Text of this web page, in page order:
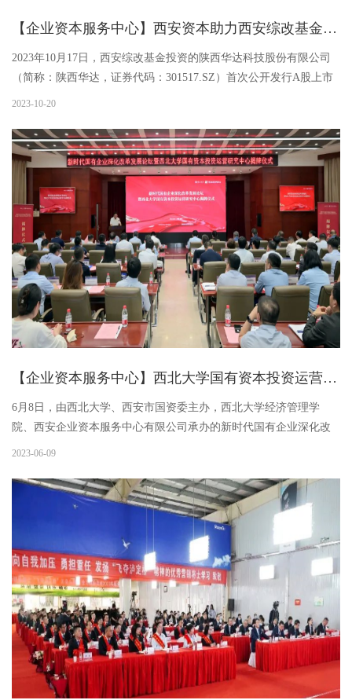
【企业资本服务中心】西安资本助力西安综改基金成功参与陕西华达战略配售
2023年10月17日，西安综改基金投资的陕西华达科技股份有限公司
（简称：陕西华达，证券代码：301517.SZ）首次公开发行A股上市
省第...
2023-10-20
【企业资本服务中心】西北大学国有资本投资运营研究中心揭牌 西安工投集团企业资本服务中心参与设立
6月8日，由西北大学、西安市国资委主办，西北大学经济管理学
院、西安企业资本服务中心有限公司承办的新时代国有企业深化改
革发展论坛暨西北大学国有资本投资运营研究中心揭牌仪式顺利举
任李宏...
2023-06-09